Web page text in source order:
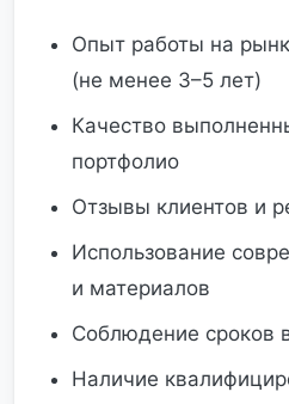
Опыт работы на
(не менее 3–5 лет)
Качество
портфолио
Отзывы клиентов и
Использование
и материалов
Соблюдение сроков
Наличие